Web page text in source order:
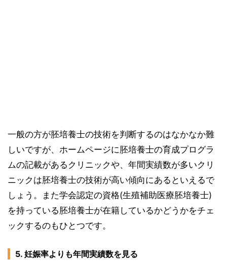
一般の方が胚培養士の技術を判断するのはなかなか難
しいですが、ホームページに胚培養士の育成プログラ
ムの記載があるクリニックや、年間実績数が多いクリ
ニックは胚培養士の技術が高い傾向にあるといえるで
しょう。また学会認定の資格(生殖補助医療胚培養士)
を持っている胚培養士が在籍しているかどうかをチェ
ックするのもひとつです。
5. 妊娠率よりも年間実績数を見る